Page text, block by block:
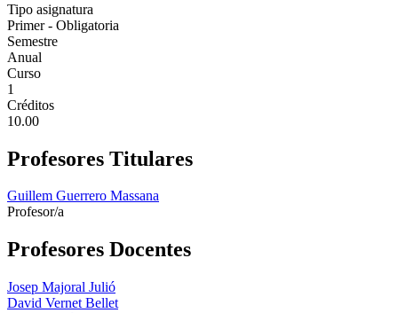
Tipo asignatura
Primer - Obligatoria
Semestre
Anual
Curso
1
Créditos
10.00
Profesores Titulares
Guillem Guerrero Massana
Profesor/a
Profesores Docentes
Josep Majoral Julió
David Vernet Bellet